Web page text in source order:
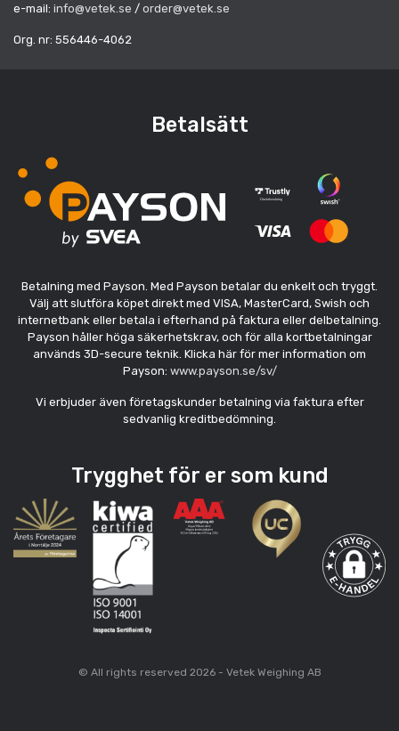
e-mail: info@vetek.se / order@vetek.se
Org. nr: 556446-4062
Betalsätt
Betalning med Payson. Med Payson betalar du enkelt och tryggt.
Välj att slutföra köpet direkt med VISA, MasterCard, Swish och
internetbank eller betala i efterhand på faktura eller delbetalning.
Payson håller höga säkerhetskrav, och för alla kortbetalningar
används 3D-secure teknik. Klicka här för mer information om
Payson: www.payson.se/sv/
Vi erbjuder även företagskunder betalning via faktura efter
sedvanlig kreditbedömning.
Trygghet för er som kund
© All rights reserved 2026 - Vetek Weighing AB